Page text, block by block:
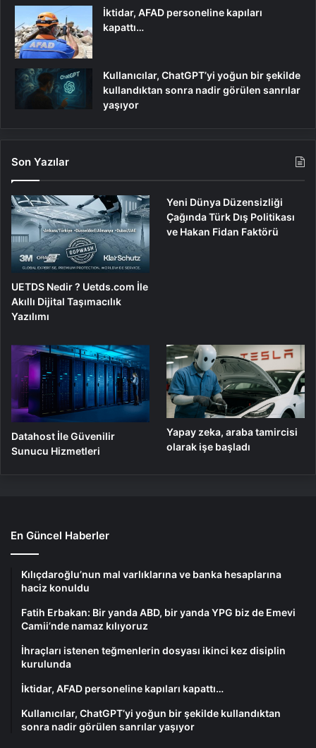
İktidar, AFAD personeline kapıları
kapattı…
Kullanıcılar, ChatGPT’yi yoğun bir şekilde
kullandıktan sonra nadir görülen sanrılar
yaşıyor
Son Yazılar
UETDS Nedir ? Uetds.com İle
Akıllı Dijital Taşımacılık
Yazılımı
Yeni Dünya Düzensizliği
Çağında Türk Dış Politikası
ve Hakan Fidan Faktörü
Datahost İle Güvenilir
Sunucu Hizmetleri
Yapay zeka, araba tamircisi
olarak işe başladı
En Güncel Haberler
Kılıçdaroğlu’nun mal varlıklarına ve banka hesaplarına
haciz konuldu
Fatih Erbakan: Bir yanda ABD, bir yanda YPG biz de Emevi
Camii’nde namaz kılıyoruz
İhraçları istenen teğmenlerin dosyası ikinci kez disiplin
kurulunda
İktidar, AFAD personeline kapıları kapattı…
Kullanıcılar, ChatGPT’yi yoğun bir şekilde kullandıktan
sonra nadir görülen sanrılar yaşıyor